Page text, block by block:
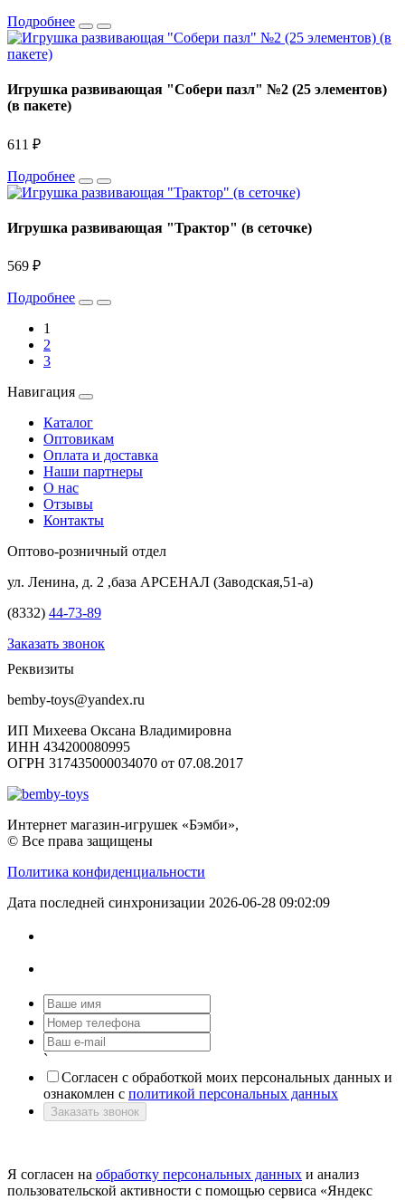
Подробнее
Игрушка развивающая "Собери пазл" №2 (25 элементов)
(в пакете)
611 ₽
Подробнее
Игрушка развивающая "Трактор" (в сеточке)
569 ₽
Подробнее
1
2
3
Навигация
Каталог
Оптовикам
Оплата и доставка
Наши партнеры
О нас
Отзывы
Контакты
Оптово-розничный отдел
ул. Ленина, д. 2 ,база АРСЕНАЛ (Заводская,51-а)
(8332) 44-73-89
Заказать звонок
Реквизиты
bemby-toys@yandex.ru
ИП Михеева Оксана Владимировна
ИНН 434200080995
ОГРН 317435000034070 от 07.08.2017
Интернет магазин-игрушек «Бэмби»,
© Все права защищены
Политика конфиденциальности
Дата последней синхронизации 2026-06-28 09:02:09
`
Согласен с обработкой моих персональных данных и
ознакомлен с политикой персональных данных
Заказать звонок
Я согласен на обработку персональных данных и анализ
пользовательской активности с помощью сервиса «Яндекс